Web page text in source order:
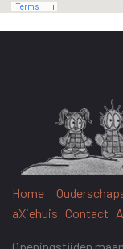
Home
aXiehuis Contact